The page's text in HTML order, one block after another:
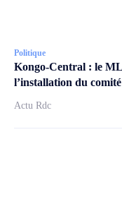
Politique
Kongo-Central : le
l’installation du
Actu Rdc